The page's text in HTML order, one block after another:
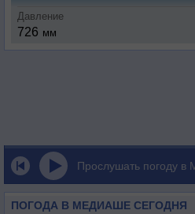
Давление
726 мм
Прослушать погоду в
ПОГОДА В МЕДИАШЕ СЕГОДНЯ